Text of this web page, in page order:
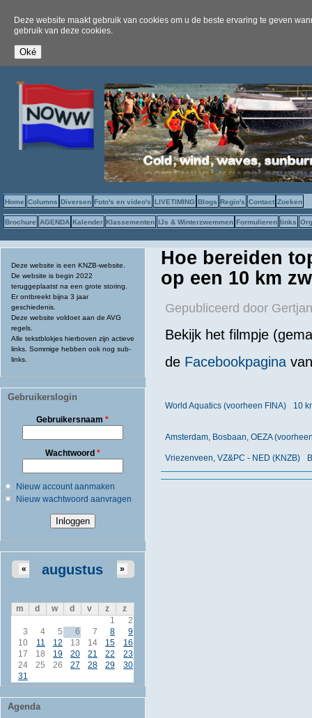
Deze website maakt gebruik van cookies om u de beste ervaring te geven
gebruik van deze cookies.
Home Columns Diversen Foto's en video's LIVETIMING Blogs Regio's Contact Zoeken
Brochure AGENDA Kalender Klassementen IJs & Winterzwemmen Formulieren links
Deze website is een KNZB-website.
De website is begin 2022
teruggeplaatst na een grote storing.
Er ontbreekt bijna 3 jaar
geschiedenis.
Deze website voldoet aan de AVG
regels.
Alle tekstblokjes hierboven zijn actieve
links. Sommige hebben ook nog sub-
links.
Gebruikerslogin
Gebruikersnaam*
Wachtwoord *
Nieuw account aanmaken
Nieuw wachtwoord aanvragen
augustus
« »
m d w d v z
z
1
2
3
4 5 6 7 8
9
10
11 12 13 14 15
16
17
18 19 20 21 22
23
24
25 26 27 28 29
30
31
Agenda
Hoe bereiden
op een 10 km
Gepubliceerd door
Bekijk het filmpje
de Facebookpaginavan
World Aquatics (voorheen FINA) 10
Amsterdam, Bosbaan, OEZA
Vriezenveen, VZ&PC - NED (KNZB)